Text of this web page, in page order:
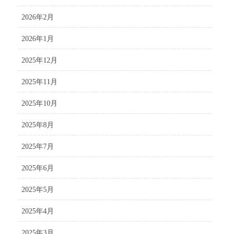
2026年2月
2026年1月
2025年12月
2025年11月
2025年10月
2025年8月
2025年7月
2025年6月
2025年5月
2025年4月